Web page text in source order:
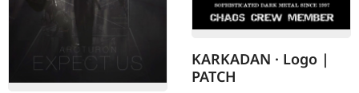
KARKADAN · Logo |
PATCH